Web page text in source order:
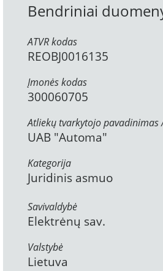
Bendriniai
ATVR kodas
REOBJ0016135
Įmonės kodas
300060705
Atliekų tvarkytojo pavadinimas
UAB "Automa"
Kategorija
Juridinis asmuo
Savivaldybė
Elektrėnų sav.
Valstybė
Lietuva